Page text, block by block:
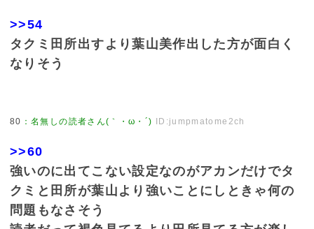
>>54
タクミ田所出すより葉山美作出した方が面白く
なりそう
80 ：名無しの読者さん(｀・ω・´) ID:jumpmatome2ch
>>60
強いのに出てこない設定なのがアカンだけでタ
クミと田所が葉山より強いことにしときゃ何の
問題もなさそう